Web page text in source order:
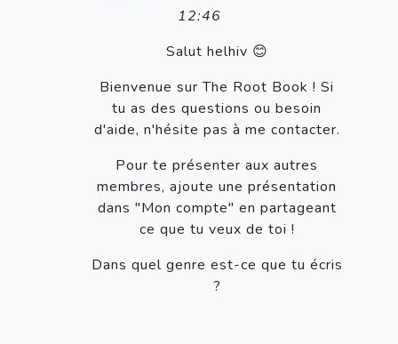
12:46
Salut helhiv 😊
Bienvenue sur The Root Book ! Si
tu as des questions ou besoin
d'aide, n'hésite pas à me contacter.
Pour te présenter aux autres
membres, ajoute une présentation
dans "Mon compte" en partageant
ce que tu veux de toi !
Dans quel genre est-ce que tu écris
?